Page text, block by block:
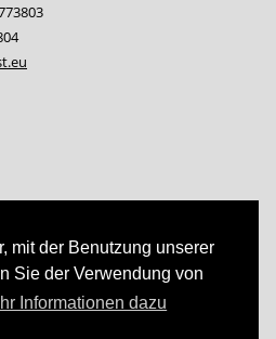
mit der Benutzung unserer
Sie der Verwendung von
Informationen dazu
GmbH. Alle Rechte vorbehalten.